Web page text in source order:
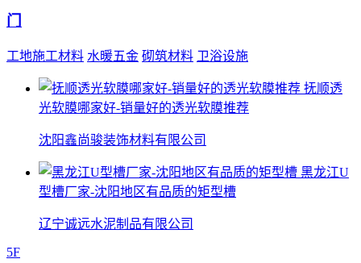
门
工地施工材料 水暖五金 砌筑材料 卫浴设施
抚顺透
光软膜哪家好-销量好的透光软膜推荐
沈阳鑫尚骏装饰材料有限公司
黑龙江U
型槽厂家-沈阳地区有品质的矩型槽
辽宁诚远水泥制品有限公司
5F